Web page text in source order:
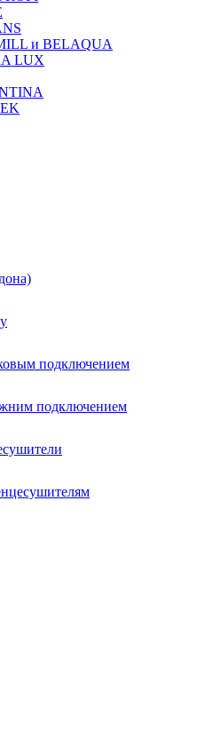
и BELAQUA
LUX
подключением
подключением